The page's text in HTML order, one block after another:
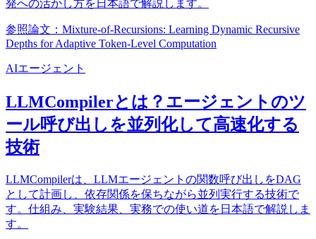
発への活かし方を日本語で解説します。
参照論文：Mixture-of-Recursions: Learning Dynamic Recursive
Depths for Adaptive Token-Level Computation
AIエージェント
LLMCompilerとは？エージェントのツ
ール呼び出しを並列化して高速化する
技術
LLMCompilerは、LLMエージェントの関数呼び出しをDAG
として計画し、依存関係を保ちながら並列実行する技術で
す。仕組み、実験結果、実務での使い道を日本語で解説しま
す。